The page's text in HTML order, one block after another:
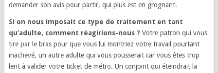
demander son avis pour partir, qui plus est en grognant.
Si on nous imposait ce type de traitement en tant
qu’adulte, comment réagirions-nous ? Votre patron qui vous
tire par le bras pour que vous lui montriez votre travail pourtant
inachevé, un autre adulte qui vous pousserait car vous êtes trop
lent à valider votre ticket de métro. Un conjoint qui éteindrait la